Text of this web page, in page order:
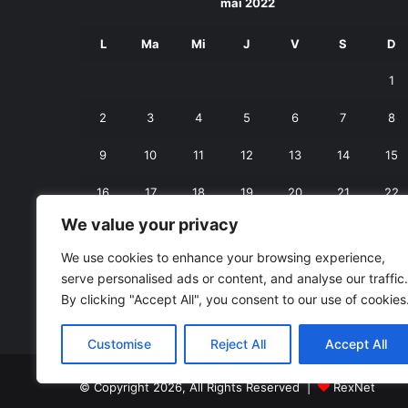
We value your privacy
We use cookies to enhance your browsing experience,
serve personalised ads or content, and analyse our traffic.
By clicking "Accept All", you consent to our use of
Customise Reject All Accept All
L Ma Mi J V S D
1
2 3 4 5 6 7 8
9 10 11 12 13 14 15
16 17 18 19 20 21 22
23 24 25
30 31
© Copyright 2026, All Rights Reserved | RexNet